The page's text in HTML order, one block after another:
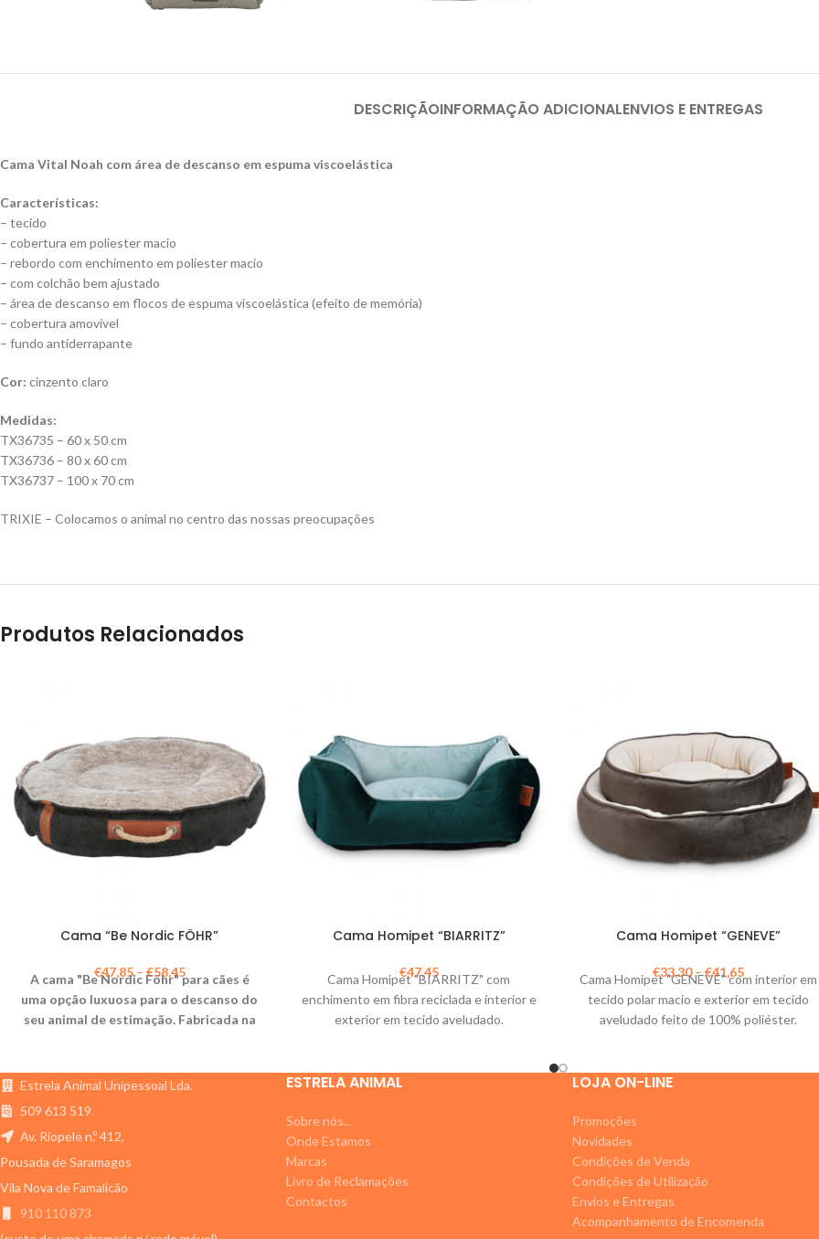
DESCRIÇÃOINFORMAÇÃO ADICIONALENVIOS E ENTREGAS
Cama Vital Noah com área de descanso em espuma viscoelástica
Características:
– tecido
– cobertura em poliester macio
– rebordo com enchimento em poliester macio
– com colchão bem ajustado
– área de descanso em flocos de espuma viscoelástica (efeito de memória)
– cobertura amovível
– fundo antiderrapante
Cor: cinzento claro
Medidas:
TX36735 – 60 x 50 cm
TX36736 – 80 x 60 cm
TX36737 – 100 x 70 cm
TRIXIE – Colocamos o animal no centro das nossas preocupações
Produtos Relacionados
Cama “Be Nordic FÖHR”
€47,85– €58,45
A cama "Be Nordic Föhr" para cães é
uma opção luxuosa para o descanso do
seu animal de estimação. Fabricada na
Cama Homipet “BIARRITZ”
€47,45
Cama Homipet "BIARRITZ" com
enchimento em fibra reciclada e interior e
exterior em tecido aveludado.
Cama Homipet “GENEVE”
€33,30–€41,65
Cama Homipet "GENEVE" com interior em
tecido polar macio e exterior em tecido
aveludado feito de 100% poliéster.
Estrela Animal Unipessoal Lda.
509 613 519
Av. Riopele n.º 412,
Pousada de Saramagos
Vila Nova de Famalicão
910 110 873
ESTRELA ANIMAL
Sobre nós...
Onde Estamos
Marcas
Livro de Reclamações
Contactos
LOJA ON-LINE
Promoções
Novidades
Condições de Venda
Condições de Utilização
Envios e Entregas
Acompanhamento de Encomenda